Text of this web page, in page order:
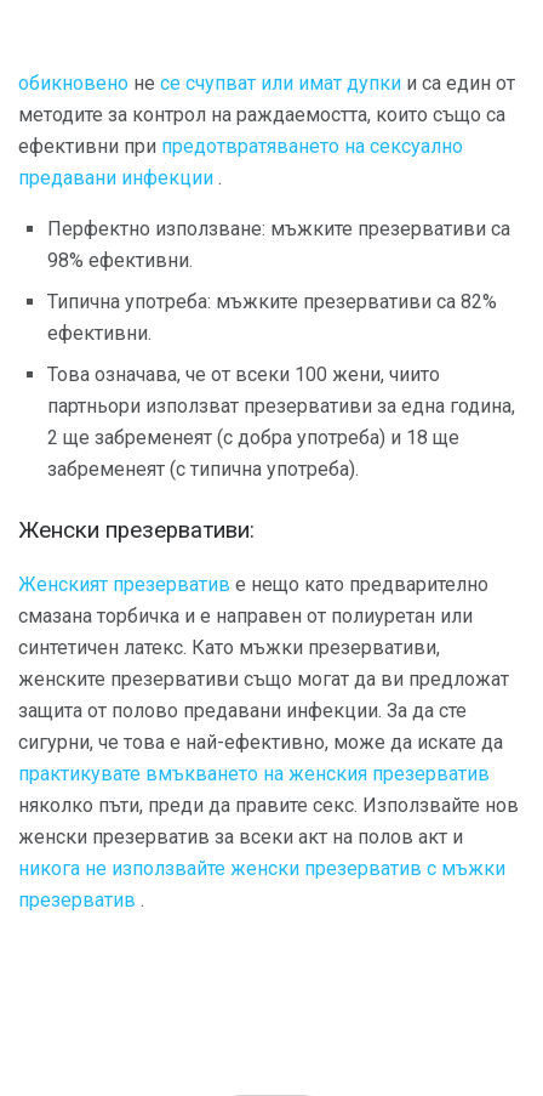
обикновено не се счупват или имат дупки и са един от
методите за контрол на раждаемостта, които също са
ефективни при предотвратяването на сексуално
предавани инфекции .
Перфектно използване: мъжките презервативи са
98% ефективни.
Типична употреба: мъжките презервативи са 82%
ефективни.
Това означава, че от всеки 100 жени, чиито
партньори използват презервативи за една година,
2 ще забременеят (с добра употреба) и 18 ще
забременеят (с типична употреба).
Женски презервативи:
Женският презерватив е нещо като предварително
смазана торбичка и е направен от полиуретан или
синтетичен латекс. Като мъжки презервативи,
женските презервативи също могат да ви предложат
защита от полово предавани инфекции. За да сте
сигурни, че това е най-ефективно, може да искате да
практикувате вмъкването на женския презерватив
няколко пъти, преди да правите секс. Използвайте нов
женски презерватив за всеки акт на полов акт и
никога не използвайте женски презерватив с мъжки
презерватив .